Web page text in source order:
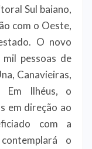
Sul baiano,
com o Oeste,
O novo
pessoas de
Canavieiras,
Em Ilhéus, o
em direção ao
com a
o